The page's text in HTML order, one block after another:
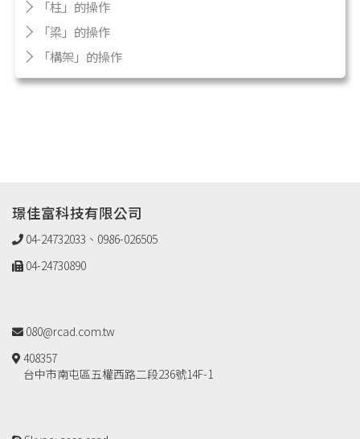
「柱」的操作
「梁」的操作
「構架」的操作
璟佳富科技有限公司
04-24732033、0986-026505
04-24730890
080@rcad.com.tw
408357
台中市南屯區五權西路二段236號14F-1